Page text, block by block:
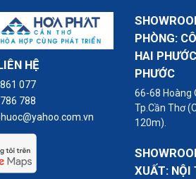
HỆ
077
788
PHÒNG:
HAI
PHƯỚC
66-68 Hoàng
Tp.Cần Thơ
120m).
XUẤT: NỘI